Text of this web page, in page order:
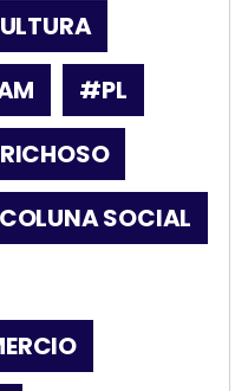
#PL
SOCIAL